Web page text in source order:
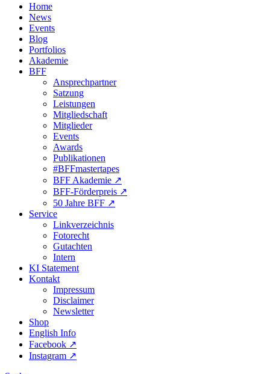
Home
News
Events
Blog
Portfolios
Akademie
BFF
Ansprechpartner
Satzung
Leistungen
Mitgliedschaft
Mitglieder
Events
Awards
Publikationen
#BFFmastertapes
BFF Akademie ↗︎
BFF-Förderpreis ↗︎
50 Jahre BFF ↗︎
Service
Linkverzeichnis
Fotorecht
Gutachten
Intern
KI Statement
Kontakt
Impressum
Disclaimer
Newsletter
Shop
English Info
Facebook ↗︎
Instagram ↗︎